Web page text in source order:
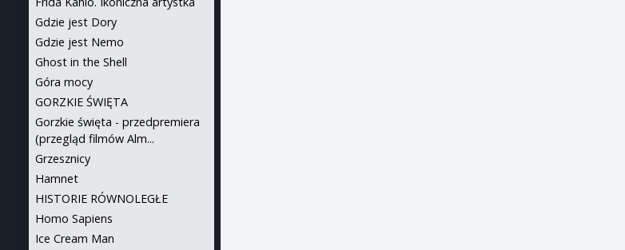
Gdzie jest Dory
Gdzie jest Nemo
Ghost in the Shell
Góra mocy
GORZKIE ŚWIĘTA
Gorzkie święta - przedpremiera
(przegląd filmów Alm...
Grzesznicy
Hamnet
HISTORIE RÓWNOLEGŁE
Homo Sapiens
Ice Cream Man